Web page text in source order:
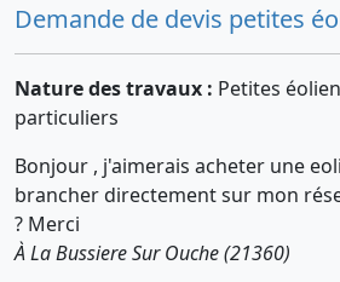
Demande de devis petites
Nature des travaux : Petites
particuliers
Bonjour , j'aimerais acheter une
brancher directement sur mon
? Merci
À La Bussiere Sur Ouche (21360)